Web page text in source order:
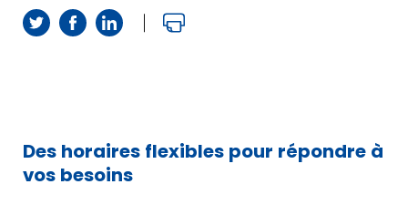
Des horaires flexibles pour répondre à
vos besoins